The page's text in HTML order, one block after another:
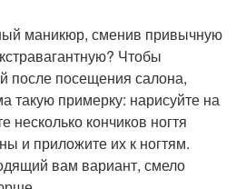
маникюр, сменив привычную
Чтобы
после посещения салона,
такую примерку: нарисуйте на
несколько кончиков ногтя
и приложите их к ногтям.
вам вариант, смело